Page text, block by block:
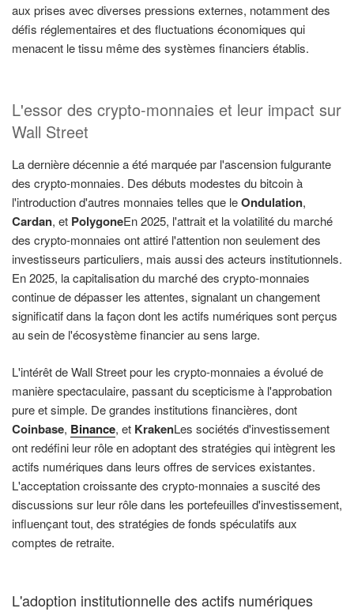
aux prises avec diverses pressions externes, notamment des
défis réglementaires et des fluctuations économiques qui
menacent le tissu même des systèmes financiers établis.
L'essor des crypto-monnaies et leur impact sur
Wall Street
La dernière décennie a été marquée par l'ascension fulgurante
des crypto-monnaies. Des débuts modestes du bitcoin à
l'introduction d'autres monnaies telles que leOndulation,
Cardan, et PolygoneEn 2025, l'attrait et la volatilité du marché
des crypto-monnaies ont attiré l'attention non seulement des
investisseurs particuliers, mais aussi des acteurs institutionnels.
En 2025, la capitalisation du marché des crypto-monnaies
continue de dépasser les attentes, signalant un changement
significatif dans la façon dont les actifs numériques sont perçus
au sein de l'écosystème financier au sens large.
L'intérêt de Wall Street pour les crypto-monnaies a évolué de
manière spectaculaire, passant du scepticisme à l'approbation
pure et simple. De grandes institutions financières, dont
Coinbase, Binance, et KrakenLes sociétés d'investissement
ont redéfini leur rôle en adoptant des stratégies qui intègrent les
actifs numériques dans leurs offres de services existantes.
L'acceptation croissante des crypto-monnaies a suscité des
discussions sur leur rôle dans les portefeuilles d'investissement,
influençant tout, des stratégies de fonds spéculatifs aux
comptes de retraite.
L'adoption institutionnelle des actifs numériques